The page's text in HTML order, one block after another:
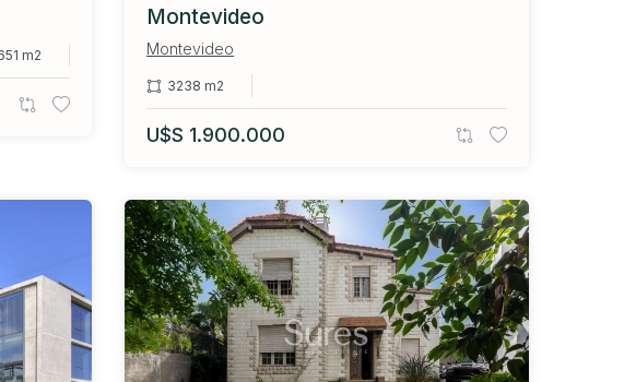
m2
Montevideo
Montevideo
3238 m2
U$S 1.900.000